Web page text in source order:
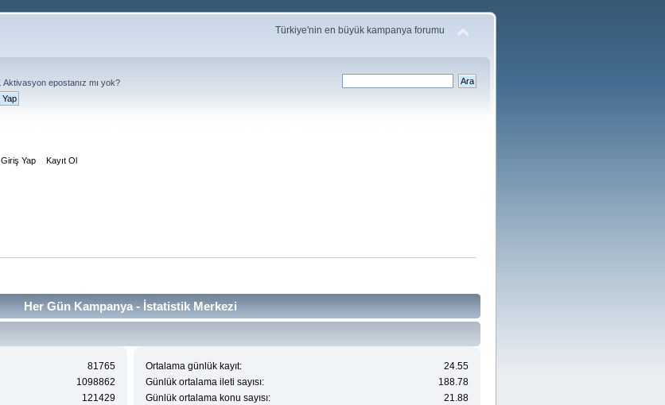
Türkiye'nin en büyük kampanya forumu
Aktivasyon epostanız mı yok?
Giriş Yap Kayıt Ol
Her Gün Kampanya - İstatistik Merkezi
81765
1098862
121429
Ortalama günlük kayıt:
24.55
Günlük ortalama ileti sayısı:
188.78
Günlük ortalama konu sayısı:
21.88